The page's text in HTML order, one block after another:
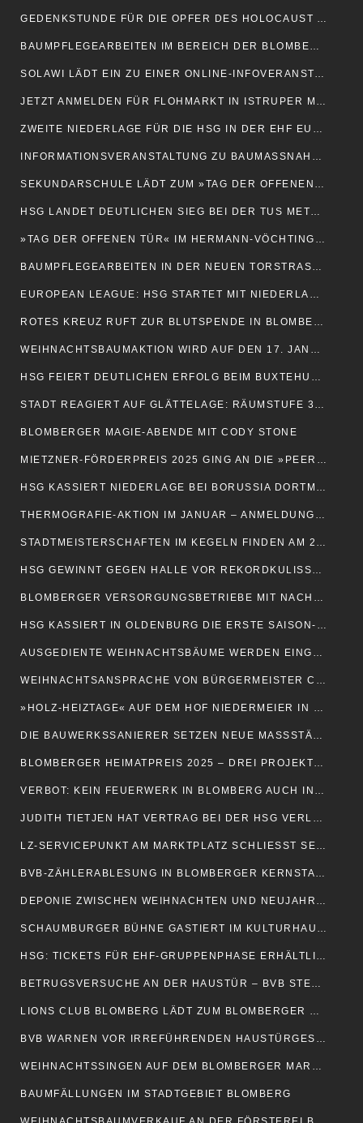
GEDENKSTUNDE FÜR DIE OPFER DES HOLOCAUST AM 27. JANUAR
BAUMPFLEGEARBEITEN IM BEREICH DER BLOMBERGER INNENSTADT
SOLAWI LÄDT EIN ZU EINER ONLINE-INFOVERANSTALTUNG EIN
JETZT ANMELDEN FÜR FLOHMARKT IN ISTRUPER MEHRZWECKHALLE
ZWEITE NIEDERLAGE FÜR DIE HSG IN DER EHF EUROPEAN LEAGUE
INFORMATIONSVERANSTALTUNG ZU BAUMASSNAHMEN IN GROSSENMARPE
SEKUNDARSCHULE LÄDT ZUM »TAG DER OFFENEN TÜR« EIN
HSG LANDET DEUTLICHEN SIEG BEI DER TUS METZINGEN
»TAG DER OFFENEN TÜR« IM HERMANN-VÖCHTING-GYMNASIUM
BAUMPFLEGEARBEITEN IN DER NEUEN TORSTRASSE
EUROPEAN LEAGUE: HSG STARTET MIT NIEDERLAGE GEGEN CHAMBRAY
ROTES KREUZ RUFT ZUR BLUTSPENDE IN BLOMBERG AUF
WEIHNACHTSBAUMAKTION WIRD AUF DEN 17. JANUAR VERSCHOBEN
HSG FEIERT DEUTLICHEN ERFOLG BEIM BUXTEHUDER SV
STADT REAGIERT AUF GLÄTTELAGE: RÄUMSTUFE 3 EINMALIG AKTIVIERT
BLOMBERGER MAGIE-ABENDE MIT CODY STONE
MIETZNER-FÖRDERPREIS 2025 GING AN DIE »PEER GUIDES«
HSG KASSIERT NIEDERLAGE BEI BORUSSIA DORTMUND
THERMOGRAFIE-AKTION IM JANUAR – ANMELDUNGEN AB SOFORT MÖGLICH
STADTMEISTERSCHAFTEN IM KEGELN FINDEN AM 21. FEBRUAR STATT
HSG GEWINNT GEGEN HALLE VOR REKORDKULISSE IN LEMGO
BLOMBERGER VERSORGUNGSBETRIEBE MIT NACHHALTIGKEITSOFFENSIVE
HSG KASSIERT IN OLDENBURG DIE ERSTE SAISON-NIEDERLAGE
AUSGEDIENTE WEIHNACHTSBÄUME WERDEN EINGESAMMELT
WEIHNACHTSANSPRACHE VON BÜRGERMEISTER CHRISTOPH DOLLE
»HOLZ-HEIZTAGE« AUF DEM HOF NIEDERMEIER IN BRÜNTRUP
DIE BAUWERKSSANIERER SETZEN NEUE MASSSTÄBE
BLOMBERGER HEIMATPREIS 2025 – DREI PROJEKTE AUSGEZEICHNET
VERBOT: KEIN FEUERWERK IN BLOMBERG AUCH IN DIESEM JAHR
JUDITH TIETJEN HAT VERTRAG BEI DER HSG VERLÄNGERT
LZ-SERVICEPUNKT AM MARKTPLATZ SCHLIESST SEINE PFORTEN
BVB-ZÄHLERABLESUNG IN BLOMBERGER KERNSTADT VERLÄNGERT
DEPONIE ZWISCHEN WEIHNACHTEN UND NEUJAHR GESCHLOSSEN
SCHAUMBURGER BÜHNE GASTIERT IM KULTURHAUS »ALTE MEIEREI«
HSG: TICKETS FÜR EHF-GRUPPENPHASE ERHÄLTLICH
BETRUGSVERSUCHE AN DER HAUSTÜR – BVB STELLEN ABLESER VOR
LIONS CLUB BLOMBERG LÄDT ZUM BLOMBERGER BURGHOFFEST EIN
BVB WARNEN VOR IRREFÜHRENDEN HAUSTÜRGESCHÄFTEN
WEIHNACHTSSINGEN AUF DEM BLOMBERGER MARKTPLATZ
BAUMFÄLLUNGEN IM STADTGEBIET BLOMBERG